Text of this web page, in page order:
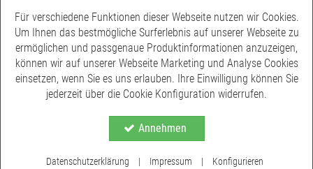
in weiß und natur. Maße: Ø 8 x H 8 cm.
Für verschiedene Funktionen dieser Webseite nutzen wir Cookies.
Um Ihnen das bestmögliche Surferlebnis auf unserer Webseite zu
ermöglichen und passgenaue Produktinformationen anzuzeigen,
können wir auf unserer Webseite Marketing und Analyse Cookies
einsetzen, wenn Sie es uns erlauben. Ihre Einwilligung können Sie
jederzeit über die Cookie Konfiguration widerrufen.
Annehmen
Datenschutzerklärung | Impressum | Konfigurieren